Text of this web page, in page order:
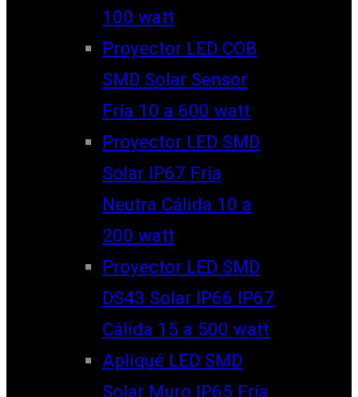
100 watt
Proyector LED COB
SMD Solar Sensor
Fría 10 a 600 watt
Proyector LED SMD
Solar IP67 Fría
Neutra Cálida 10 a
200 watt
Proyector LED SMD
DS43 Solar IP66 IP67
Cálida 15 a 500 watt
Apliqué LED SMD
Solar Muro IP65 Fría